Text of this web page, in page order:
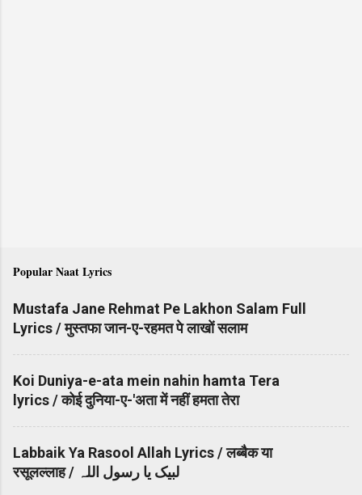
Popular Naat Lyrics
Mustafa Jane Rehmat Pe Lakhon Salam Full
Lyrics / मुस्तफा जान-ए-रहमत पे लाखों सलाम
Koi Duniya-e-ata mein nahin hamta Tera
lyrics / कोई दुनिया-ए-'अता में नहीं हमता तेरा
Labbaik Ya Rasool Allah Lyrics / लब्बैक या
रसूलल्लाह / لبیک یا رسول اللہ